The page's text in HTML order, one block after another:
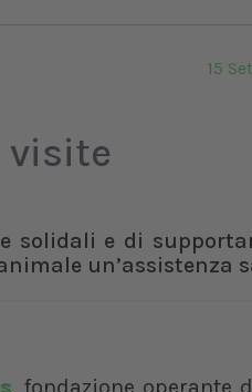
15
visite
solidali e di
un’assistenza